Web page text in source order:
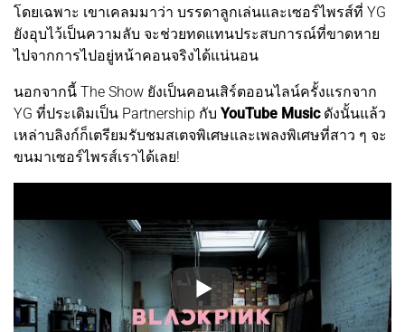
โดยเฉพาะ เขาเคลมมาว่า บรรดาลูกเล่นและเซอร์ไพรส์ที่ YG
ยังอุบไว้เป็นความลับ จะช่วยทดแทนประสบการณ์ที่ขาดหาย
ไปจากการไปอยู่หน้าคอนจริงได้แน่นอน
นอกจากนี้ The Show ยังเป็นคอนเสิร์ตออนไลน์ครั้งแรกจาก
YG ที่ประเดิมเป็น Partnership กับ YouTube Music ดังนั้นแล้ว
เหล่าบลิงก์ก็เตรียมรับชมสเตจพิเศษและเพลงพิเศษที่สาว ๆ จะ
ขนมาเซอร์ไพรส์เราได้เลย!